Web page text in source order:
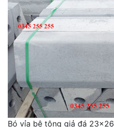
Bó vỉa bê tông giả đá 23x26